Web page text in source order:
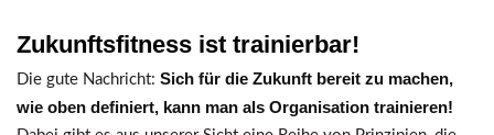
Zukunftsfitness ist trainierbar!
Die gute Nachricht: Sich für die Zukunft bereit zu machen,
wie oben definiert, kann man als Organisation trainieren!